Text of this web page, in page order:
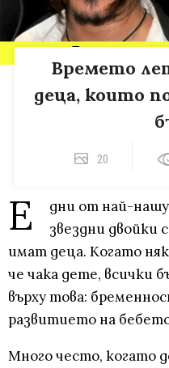
Времето
деца, които
20
Е
дни от най-
звездни двойки
имат деца. Когато
че чака дете, всички
върху това:
развитието на
Много често, когато